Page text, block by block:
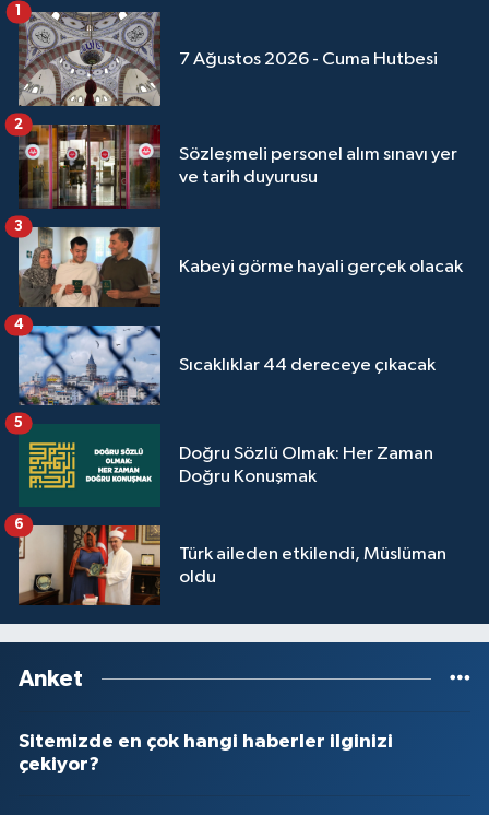
7 Ağustos 2026 - Cuma Hutbesi
1
Sözleşmeli personel alım sınavı yer
ve tarih duyurusu
2
Kabeyi görme hayali gerçek olacak
3
Sıcaklıklar 44 dereceye çıkacak
4
Doğru Sözlü Olmak: Her Zaman
Doğru Konuşmak
5
Türk aileden etkilendi, Müslüman
oldu
6
Anket
Sitemizde en çok hangi haberler ilginizi
çekiyor?